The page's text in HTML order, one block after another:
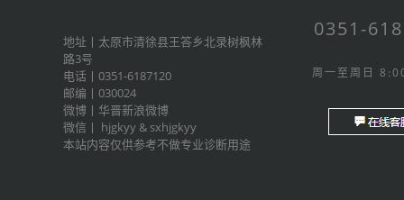
地址丨太原市清徐县王答乡北录树枫林
路3号
电话丨0351-6187120
邮编丨030024
微博丨 华晋新浪微博
微信丨 hjgkyy & sxhjgkyy
本站内容仅供参考不做专业诊断用途
0351-
周一至周日